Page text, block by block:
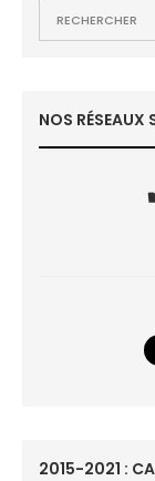
NOS RÉSEAUX
2015-2021 :